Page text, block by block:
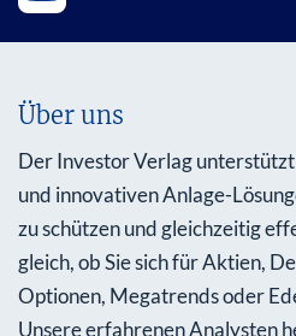
Über uns
Der Investor Verlag
und innovativen Anlage-
zu schützen und gleichzeitig
gleich, ob Sie sich für Aktien,
Optionen, Megatrends oder
Unsere erfahrenen Analysten